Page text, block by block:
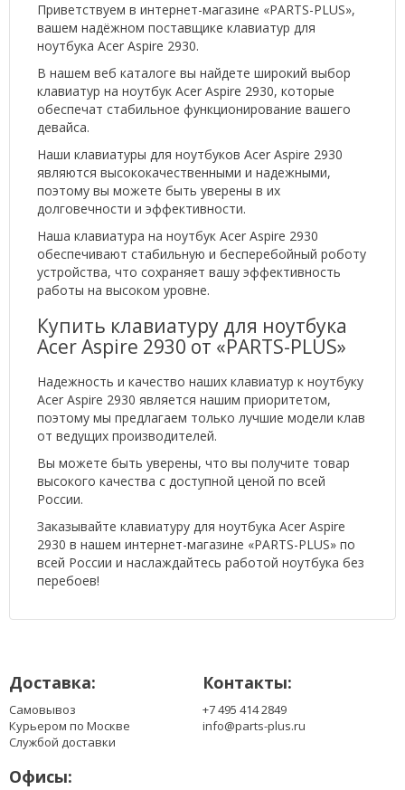
Приветствуем в интернет-магазине «PARTS-PLUS»,
вашем надёжном поставщике клавиатур для
ноутбука Acer Aspire 2930.
В нашем веб каталоге вы найдете широкий выбор
клавиатур на ноутбук Acer Aspire 2930, которые
обеспечат стабильное функционирование вашего
девайса.
Наши клавиатуры для ноутбуков Acer Aspire 2930
являются высококачественными и надежными,
поэтому вы можете быть уверены в их
долговечности и эффективности.
Наша клавиатура на ноутбук Acer Aspire 2930
обеспечивают стабильную и бесперебойный роботу
устройства, что сохраняет вашу эффективность
работы на высоком уровне.
Купить клавиатуру для ноутбука
Acer Aspire 2930 от «PARTS-PLUS»
Надежность и качество наших клавиатур к ноутбуку
Acer Aspire 2930 является нашим приоритетом,
поэтому мы предлагаем только лучшие модели клав
от ведущих производителей.
Вы можете быть уверены, что вы получите товар
высокого качества с доступной ценой по всей
России.
Заказывайте клавиатуру для ноутбука Acer Aspire
2930 в нашем интернет-магазине «PARTS-PLUS» по
всей России и наслаждайтесь работой ноутбука без
перебоев!
Доставка:
Самовывоз
Курьером по Москве
Службой доставки
Контакты:
+7 495 414 2849
info@parts-plus.ru
Офисы: